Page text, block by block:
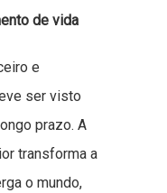
de vida
e
ser visto
prazo. A
transforma a
o mundo,